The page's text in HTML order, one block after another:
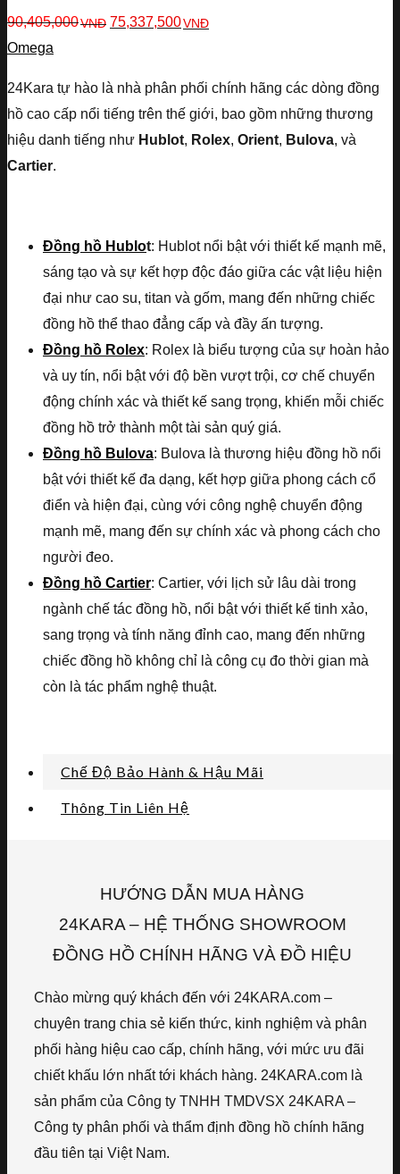
90,405,000VNĐ 75,337,500VNĐ
Omega
24Kara tự hào là nhà phân phối chính hãng các dòng đồng
hồ cao cấp nổi tiếng trên thế giới, bao gồm những thương
hiệu danh tiếng như Hublot, Rolex, Orient, Bulova, và
Cartier.
Đồng hồ Hublot: Hublot nổi bật với thiết kế mạnh mẽ,
sáng tạo và sự kết hợp độc đáo giữa các vật liệu hiện
đại như cao su, titan và gốm, mang đến những chiếc
đồng hồ thể thao đẳng cấp và đầy ấn tượng.
Đồng hồ Rolex: Rolex là biểu tượng của sự hoàn hảo
và uy tín, nổi bật với độ bền vượt trội, cơ chế chuyển
động chính xác và thiết kế sang trọng, khiến mỗi chiếc
đồng hồ trở thành một tài sản quý giá.
Đồng hồ Bulova: Bulova là thương hiệu đồng hồ nổi
bật với thiết kế đa dạng, kết hợp giữa phong cách cổ
điển và hiện đại, cùng với công nghệ chuyển động
mạnh mẽ, mang đến sự chính xác và phong cách cho
người đeo.
Đồng hồ Cartier: Cartier, với lịch sử lâu dài trong
ngành chế tác đồng hồ, nổi bật với thiết kế tinh xảo,
sang trọng và tính năng đỉnh cao, mang đến những
chiếc đồng hồ không chỉ là công cụ đo thời gian mà
còn là tác phẩm nghệ thuật.
Chế Độ Bảo Hành & Hậu Mãi
Thông Tin Liên Hệ
HƯỚNG DẪN MUA HÀNG
24KARA – HỆ THỐNG SHOWROOM
ĐỒNG HỒ CHÍNH HÃNG VÀ ĐỒ HIỆU
Chào mừng quý khách đến với 24KARA.com –
chuyên trang chia sẻ kiến thức, kinh nghiệm và phân
phối hàng hiệu cao cấp, chính hãng, với mức ưu đãi
chiết khấu lớn nhất tới khách hàng. 24KARA.com là
sản phẩm của Công ty TNHH TMDVSX 24KARA –
Công ty phân phối và thẩm định đồng hồ chính hãng
đầu tiên tại Việt Nam.